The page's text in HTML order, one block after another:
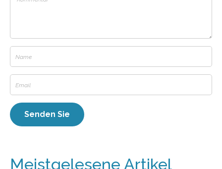
Meistgelesene Artikel